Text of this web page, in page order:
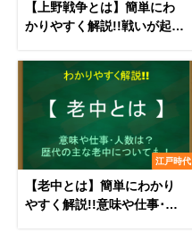
【上野戦争とは】簡単にわ
かりやすく解説!!戦いが起こ
ど
江戸時代
【老中とは】簡単にわかり
やすく解説!!意味や仕事･人